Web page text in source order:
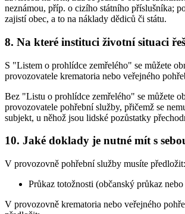
neznámou, příp. o cizího státního příslušníka;
zajistí obec, a to na náklady dědiců či státu.
8. Na které instituci životní situaci
S "Listem o prohlídce zemřelého" se můžete
provozovatele krematoria nebo veřejného
Bez "Listu o prohlídce zemřelého" se můžete
provozovatele pohřební služby, přičemž se
subjekt, u něhož jsou lidské pozůstatky
10. Jaké doklady je nutné mít s
V provozovně pohřební služby musíte předložit:
Průkaz totožnosti (občanský průkaz nebo
V provozovně krematoria nebo veřejného